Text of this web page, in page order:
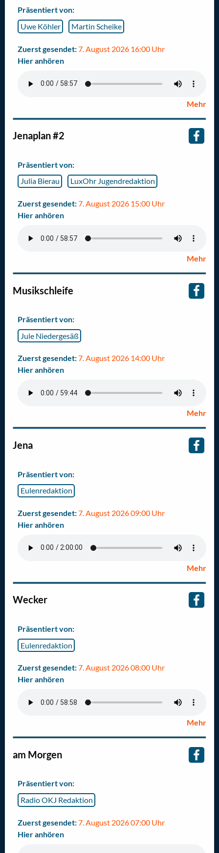
Präsentiert von:
Uwe Köhler
Martin Scheike
Zuerst gesendet:7. August 2026 16:00 Uhr
Hier anhören
Mehr
Jenaplan #2
Präsentiert von:
Julia Bierau
LuxOhr Jugendredaktion
Zuerst gesendet:7. August 2026 15:00 Uhr
Hier anhören
Mehr
Musikschleife
Präsentiert von:
Jule Niedergesäß
Zuerst gesendet:7. August 2026 14:00 Uhr
Hier anhören
Mehr
Jena
Präsentiert von:
Eulenredaktion
Zuerst gesendet:7. August 2026 09:00 Uhr
Hier anhören
Mehr
Wecker
Präsentiert von:
Eulenredaktion
Zuerst gesendet:7. August 2026 08:00 Uhr
Hier anhören
Mehr
am Morgen
Präsentiert von:
Radio OKJ Redaktion
Zuerst gesendet:7. August 2026 07:00 Uhr
Hier anhören